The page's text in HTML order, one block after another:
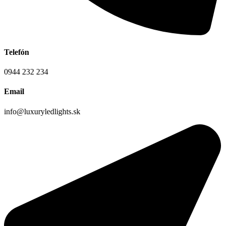
Telefón
0944 232 234
Email
info@luxuryledlights.sk